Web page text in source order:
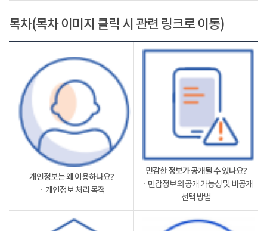
목차(목차 이미지 클릭 시 관련 링크로 이동)
개인정보는 왜 이용하나요?
ㆍ개인정보 처리 목적
민감한 정보가 공개될 수 있나요?
ㆍ민감정보의 공개 가능성 및 비공개
선택 방법